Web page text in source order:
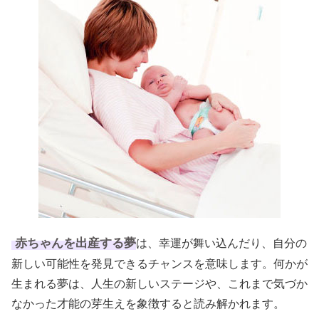
赤ちゃんを出産する夢は、幸運が舞い込んだり、自分の
新しい可能性を発見できるチャンスを意味します。何かが
生まれる夢は、人生の新しいステージや、これまで気づか
なかった才能の芽生えを象徴すると読み解かれます。